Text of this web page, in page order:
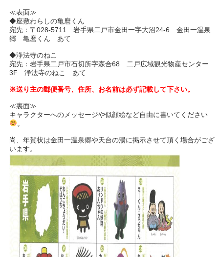
≪表面≫
◆座敷わらしの亀麿くん
宛先：〒028-5711 岩手県二戸市金田一字大沼24-6 金田一温泉
郷 亀麿くん あて
◆浄法寺のねこ
宛先：岩手県二戸市石切所字森合68 二戸広域観光物産センター
3F 浄法寺のねこ あて
※送り主の郵便番号、住所、お名前は必ず記載して下さい。
≪裏面≫
キャラクターへのメッセージや似顔絵など自由に書いてください
。
尚、年賀状は金田一温泉郷や天台の湯に掲示させて頂く場合がござ
います。